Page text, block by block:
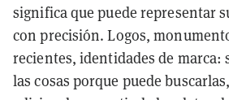
significa que puede representar
con precisión. Logos,
recientes, identidades de marca:
las cosas porque puede